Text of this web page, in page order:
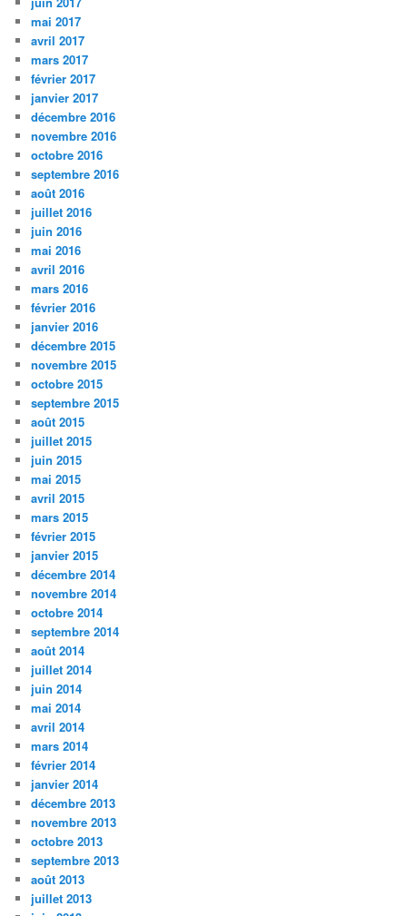
mai 2017
avril 2017
mars 2017
février 2017
janvier 2017
décembre 2016
novembre 2016
octobre 2016
septembre 2016
août 2016
juillet 2016
juin 2016
mai 2016
avril 2016
mars 2016
février 2016
janvier 2016
décembre 2015
novembre 2015
octobre 2015
septembre 2015
août 2015
juillet 2015
juin 2015
mai 2015
avril 2015
mars 2015
février 2015
janvier 2015
décembre 2014
novembre 2014
octobre 2014
septembre 2014
août 2014
juillet 2014
juin 2014
mai 2014
avril 2014
mars 2014
février 2014
janvier 2014
décembre 2013
novembre 2013
octobre 2013
septembre 2013
août 2013
juillet 2013